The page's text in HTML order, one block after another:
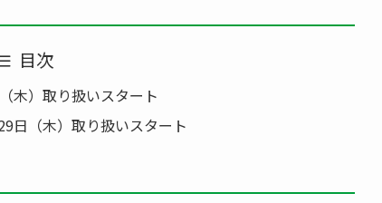
目次
木）取り扱いスタート
日（木）取り扱いスタート